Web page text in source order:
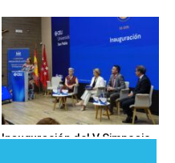
Inauguración del V Simposio